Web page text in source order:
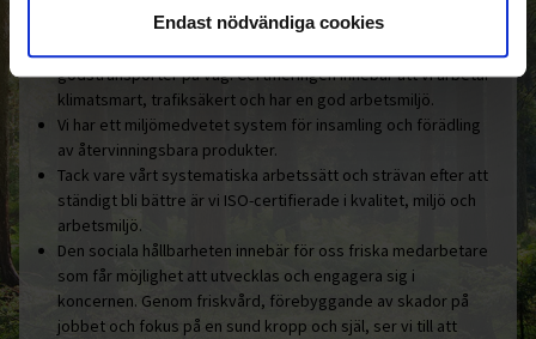
Endast nödvändiga cookies
godstransporter på väg. Certifieringen innebär att vi arbetar
klimatsmart, trafiksäkert och har en god arbetsmiljö.
Vi har ett miljömedvetet system för insamling och förädling
av återvinningsbara produkter.
Tack vare vårt systematiska arbetssätt och strävan efter att
ständigt bli bättre är vi ISO-certifierade i kvalitet, miljö och
arbetsmiljö.
Den sociala hållbarheten innebär för oss friska medarbetare
som får möjlighet att utvecklas och engagera sig i
koncernen. Genom friskvård, förebyggande av skador på
jobbet och fokus på en sund kropp och själ, ser vi till att